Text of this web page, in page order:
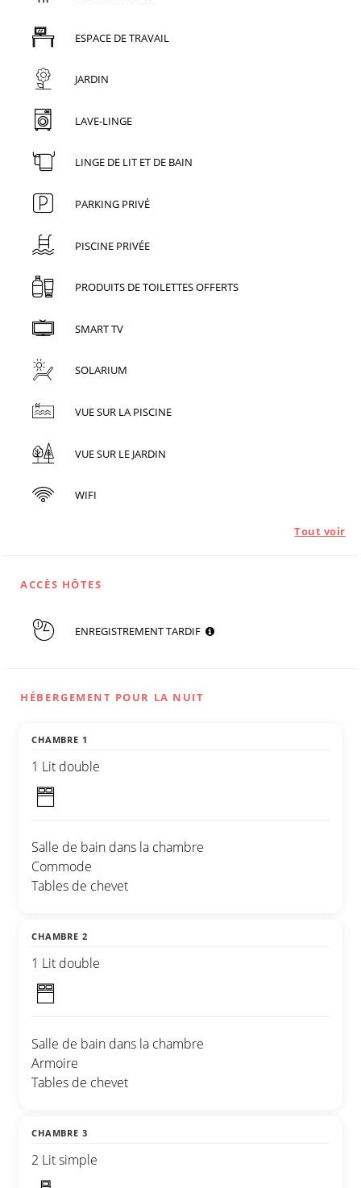
ESPACE DE TRAVAIL
JARDIN
LAVE-LINGE
LINGE DE LIT ET DE BAIN
PARKING PRIVÉ
PISCINE PRIVÉE
PRODUITS DE TOILETTES OFFERTS
SMART TV
SOLARIUM
VUE SUR LA PISCINE
VUE SUR LE JARDIN
WIFI
Tout voir
ACCÈS HÔTES
ENREGISTREMENT TARDIF
HÉBERGEMENT POUR LA NUIT
CHAMBRE 1
1 Lit double
Salle de bain dans la chambre
Commode
Tables de chevet
CHAMBRE 2
1 Lit double
Salle de bain dans la chambre
Armoire
Tables de chevet
CHAMBRE 3
2 Lit simple